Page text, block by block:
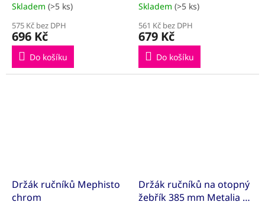
Skladem (>5 ks)
575 Kč bez DPH
696 Kč
Do košíku
Skladem (>5 ks)
561 Kč bez DPH
679 Kč
Do košíku
Držák ručníků Mephisto
chrom
Držák ručníků na otopný
žebřík 385 mm Metalia 2